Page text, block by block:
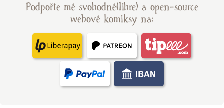
Podpořte mé svobodné(libre) a open-source
webové komiksy na: